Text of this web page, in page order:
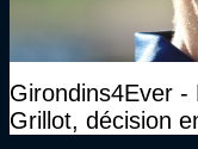
Girondins4Ever -
Grillot, décision